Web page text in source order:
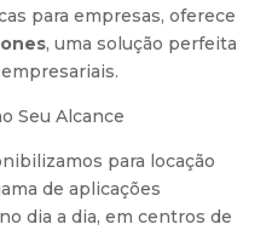
para empresas, oferece
, uma solução perfeita
Seu Alcance
para locação
de aplicações
dia a dia, em centros de